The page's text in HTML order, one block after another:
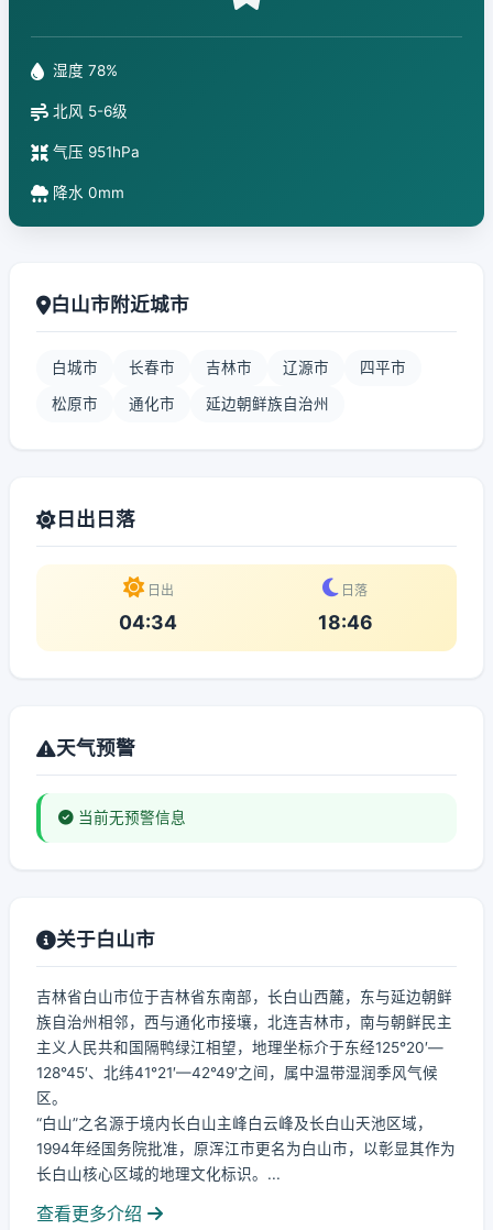
湿度 78%
北风 5-6级
气压 951hPa
降水 0mm
白山市附近城市
白城市 长春市 吉林市 辽源市 四平市
松原市 通化市 延边朝鲜族自治州
日出日落
日出
04:34
日落
18:46
天气预警
当前无预警信息
关于白山市
吉林省白山市位于吉林省东南部，长白山西麓，东与延边朝鲜
族自治州相邻，西与通化市接壤，北连吉林市，南与朝鲜民主
主义人民共和国隔鸭绿江相望，地理坐标介于东经125°20′—
128°45′、北纬41°21′—42°49′之间，属中温带湿润季风气候
区。
“白山”之名源于境内长白山主峰白云峰及长白山天池区域，
1994年经国务院批准，原浑江市更名为白山市，以彰显其作为
长白山核心区域的地理文化标识。...
查看更多介绍